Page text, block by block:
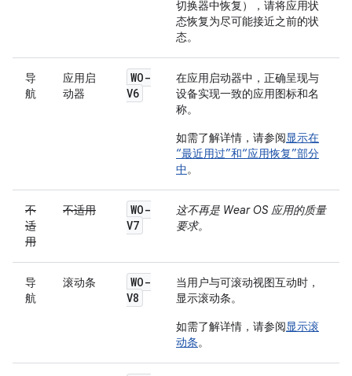
切换器中恢复），请将应用状
态恢复为尽可能接近之前的状
态。
导
航
应用启
动器
WO-
V6
在应用启动器中，正确呈现与
设备实现一致的应用图标和名
称。
如需了解详情，请参阅显示在
“最近用过”和“应用恢复”部分
中。
不
适
用
不适用
WO-
V7
这不再是 Wear OS 应用的质量
要求。
导
航
滚动条
WO-
V8
当用户与可滚动视图互动时，
显示滚动条。
如需了解详情，请参阅显示滚
动条。